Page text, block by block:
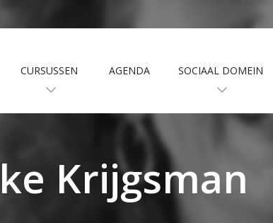
CURSUSSEN AGENDA SOCIAAL DOMEIN
Krijgsman